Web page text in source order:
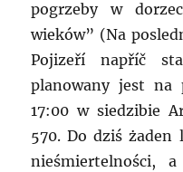
pogrzeby w
wieków” (Na
Pojizeří napříč
planowany jest na
17:00 w siedzibie
570. Do dziś żaden
nieśmiertelności,